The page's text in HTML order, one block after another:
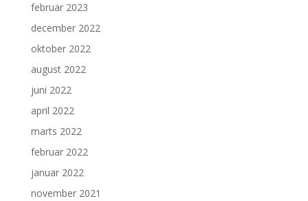
februar 2023
december 2022
oktober 2022
august 2022
juni 2022
april 2022
marts 2022
februar 2022
januar 2022
november 2021